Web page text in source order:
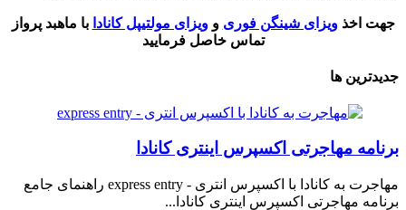
اخذ ویزای شینگن فوریو ویزای مولتیپل کانادابا ماهبد پرواز
تماس خاصل فرمایید
ها
مهاجرتی اکسپرس اینتری کانادا
مهاجرت به کانادا با اکسپرس انتری - express entry راهنمای جامع
مهاجرتی اکسپرس اینتری کانادا...